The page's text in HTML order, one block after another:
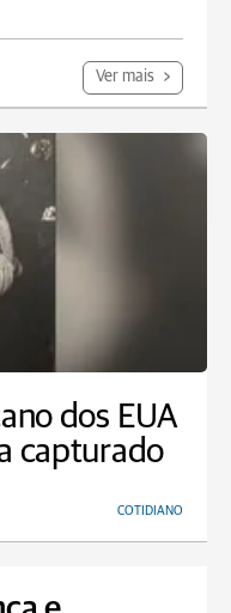
Ver mais
dos EUA
capturado
COTIDIANO